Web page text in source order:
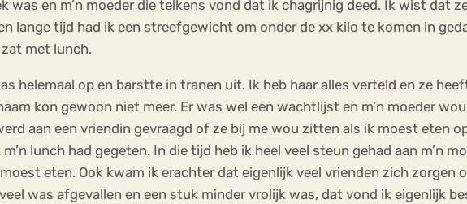
was en m’n moeder die telkens vond dat ik chagrijnig deed. Ik wist dat
lange tijd had ik een streefgewicht om onder de xx kilo te komen in
met lunch.
helemaal op en barstte in tranen uit. Ik heb haar alles verteld en ze
kon gewoon niet meer. Er was wel een wachtlijst en m’n moeder
aan een vriendin gevraagd of ze bij me wou zitten als ik moest eten
lunch had gegeten. In die tijd heb ik heel veel steun gehad aan m’n
eten. Ook kwam ik erachter dat eigenlijk veel vrienden zich zorgen
was afgevallen en een stuk minder vrolijk was, dat vond ik eigenlijk